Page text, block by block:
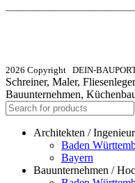
2026 Copyright DEIN-
Schreiner, Maler,
Bauunternehmen,
Architekten /
Baden
Bayern
Bauunternehmen /